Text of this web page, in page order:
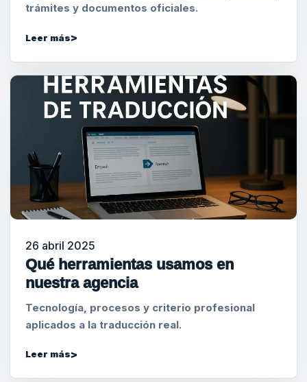
trámites y documentos oficiales.
Leer más
26 abril 2025
Qué herramientas usamos en
nuestra agencia
Tecnología, procesos y criterio profesional
aplicados a la traducción real.
Leer más